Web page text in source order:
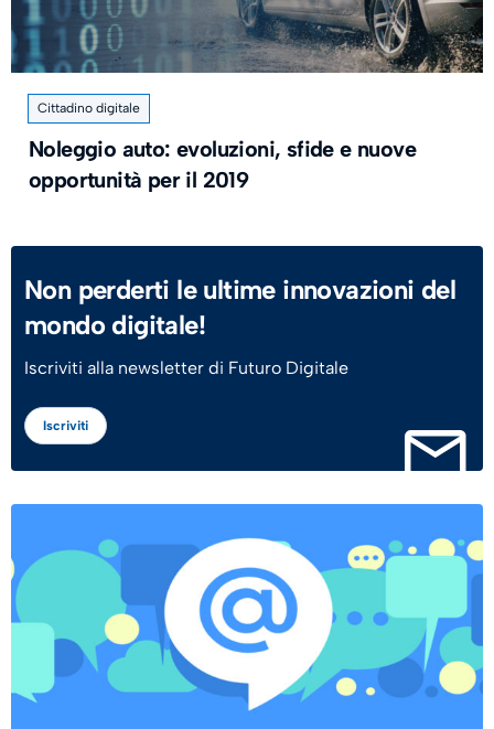
Cittadino digitale
Noleggio auto: evoluzioni, sfide e nuove
opportunità per il 2019
Non perderti le ultime innovazioni del
mondo digitale!
Iscriviti alla newsletter di Futuro Digitale
Iscriviti